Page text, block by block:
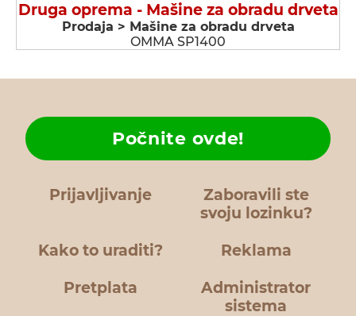
Druga oprema - Мašine za obradu drveta
Prodaja > Мašine za obradu drveta
OMMA SP1400
Prijavljivanje
Zaboravili ste
svoju lozinku?
Kako to uraditi?
Počnite ovde!
Reklama
Pretplata
Administrator
sistema